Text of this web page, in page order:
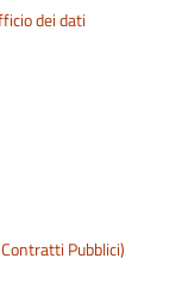
dei dati
Pubblici)